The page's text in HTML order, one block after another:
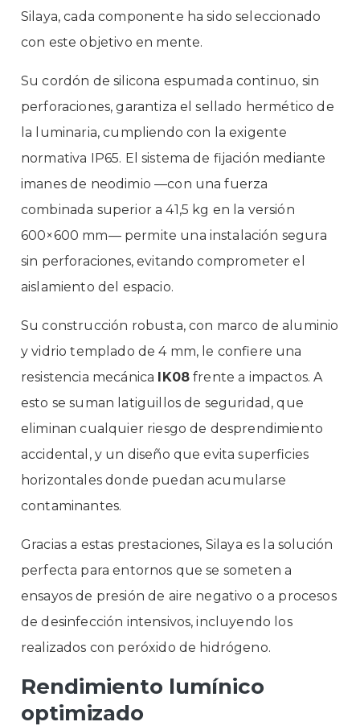
Silaya, cada componente ha sido seleccionado
con este objetivo en mente.
Su cordón de silicona espumada continuo, sin
perforaciones, garantiza el sellado hermético de
la luminaria, cumpliendo con la exigente
normativa IP65. El sistema de fijación mediante
imanes de neodimio —con una fuerza
combinada superior a 41,5 kg en la versión
600×600 mm— permite una instalación segura
sin perforaciones, evitando comprometer el
aislamiento del espacio.
Su construcción robusta, con marco de aluminio
y vidrio templado de 4 mm, le confiere una
resistencia mecánica
IK08 frente a impactos. A
esto se suman latiguillos de seguridad, que
eliminan cualquier riesgo de desprendimiento
accidental, y un diseño que evita superficies
horizontales donde puedan acumularse
contaminantes.
Gracias a estas prestaciones, Silaya es la solución
perfecta para entornos que se someten a
ensayos de presión de aire negativo o a procesos
de desinfección intensivos, incluyendo los
realizados con peróxido de hidrógeno.
Rendimiento lumínico
optimizado